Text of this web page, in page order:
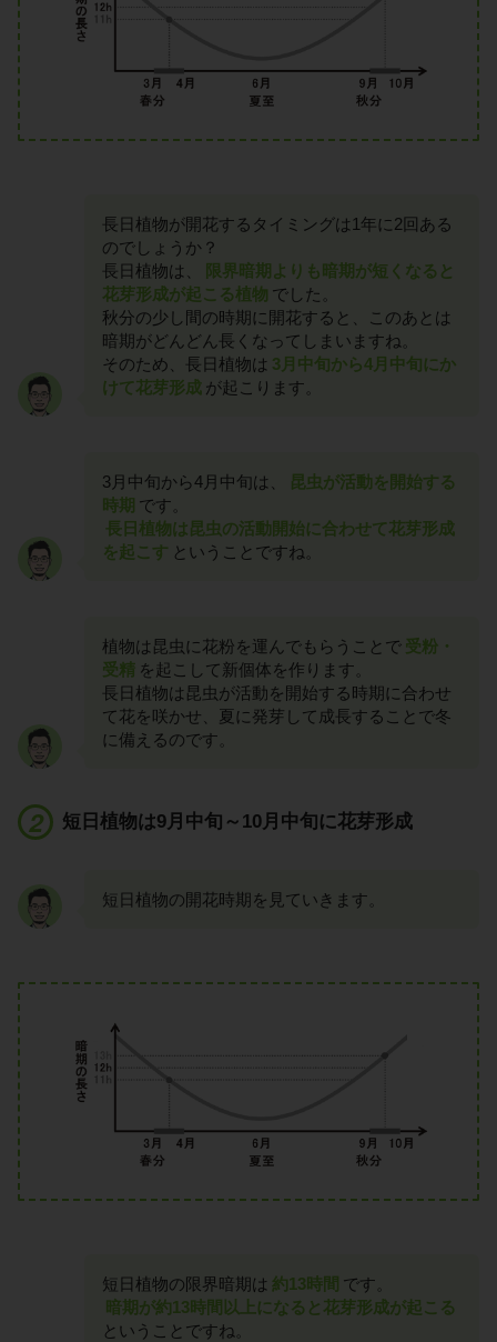
長日植物が開花するタイミングは1年に2回ある
のでしょうか？
長日植物は、
限界暗期よりも暗期が短くなると
花芽形成が起こる植物 でした。
秋分の少し間の時期に開花すると、このあとは
暗期がどんどん長くなってしまいますね。
そのため、長日植物は 3月中旬から4月中旬にか
けて花芽形成 が起こります。
3月中旬から4月中旬は、
昆虫が活動を開始する
時期 です。
長日植物は昆虫の活動開始に合わせて花芽形成
を起こす ということですね。
植物は昆虫に花粉を運んでもらうことで 受粉・
受精 を起こして新個体を作ります。
長日植物は昆虫が活動を開始する時期に合わせ
て花を咲かせ、夏に発芽して成長することで冬
に備えるのです。
短日植物は9月中旬～10月中旬に花芽形成
短日植物の開花時期を見ていきます。
短日植物の限界暗期は 約13時間 です。
暗期が約13時間以上になると花芽形成が起こる
ということですね。